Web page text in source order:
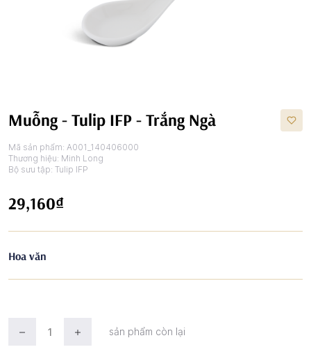
Muỗng - Tulip IFP - Trắng Ngà
Mã sản phẩm: A001_140406000
Thương hiệu: Minh Long
Bộ sưu tập: Tulip IFP
29,160₫
Hoa văn
sản phẩm còn lại